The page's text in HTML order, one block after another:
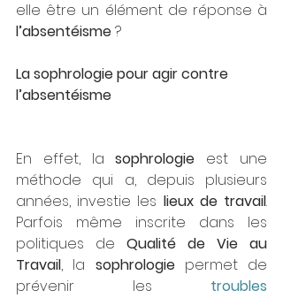
l’absentéisme ?
La sophrologie pour agir contre
l’absentéisme
En effet, la sophrologie est une
méthode qui a, depuis plusieurs
années, investie les lieux de travail.
Parfois même inscrite dans les
politiques de Qualité de Vie au
Travail, la sophrologie permet de
prévenir les troubles